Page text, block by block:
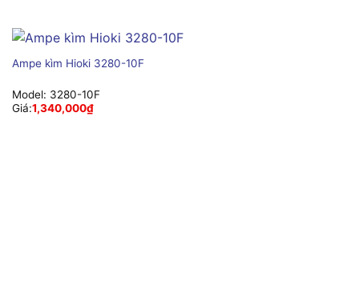
Ampe kìm Hioki 3280-10F
Model: 3280-10F
Giá:1,340,000₫